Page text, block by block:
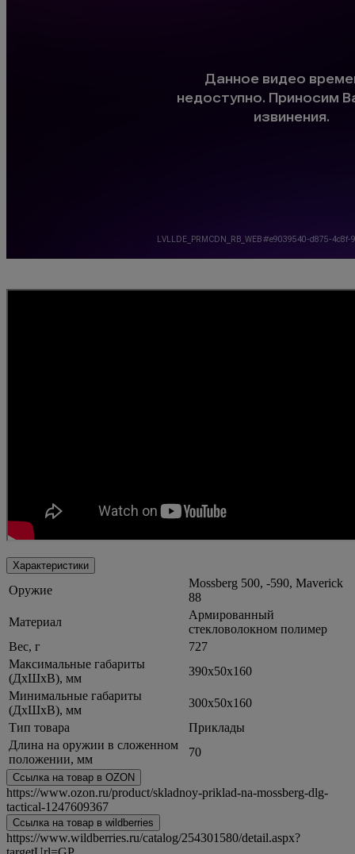
Характеристики
Оружие
Mossberg 500, -590, Maverick
88
Материал
Армированный
стекловолокном полимер
Вес, г
727
Максимальные габариты
(ДхШхВ), мм
390х50х160
Минимальные габариты
(ДхШхВ), мм
300х50х160
Тип товара
Приклады
Длина на оружии в сложенном
положении, мм
70
Ссылка на товар в OZON
https://www.ozon.ru/product/skladnoy-priklad-na-mossberg-dlg-
tactical-1247609367
Ссылка на товар в wildberries
https://www.wildberries.ru/catalog/254301580/detail.aspx?